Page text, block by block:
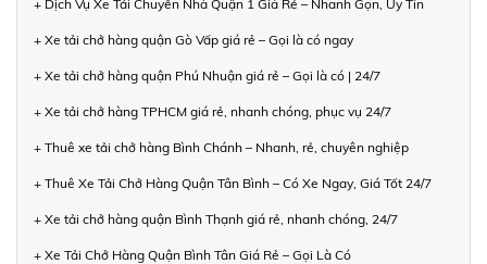
+ Dịch Vụ Xe Tải Chuyển Nhà Quận 1 Giá Rẻ – Nhanh Gọn, Uy Tín
+ Xe tải chở hàng quận Gò Vấp giá rẻ – Gọi là có ngay
+ Xe tải chở hàng quận Phú Nhuận giá rẻ – Gọi là có | 24/7
+ Xe tải chở hàng TPHCM giá rẻ, nhanh chóng, phục vụ 24/7
+ Thuê xe tải chở hàng Bình Chánh – Nhanh, rẻ, chuyên nghiệp
+ Thuê Xe Tải Chở Hàng Quận Tân Bình – Có Xe Ngay, Giá Tốt 24/7
+ Xe tải chở hàng quận Bình Thạnh giá rẻ, nhanh chóng, 24/7
+ Xe Tải Chở Hàng Quận Bình Tân Giá Rẻ – Gọi Là Có